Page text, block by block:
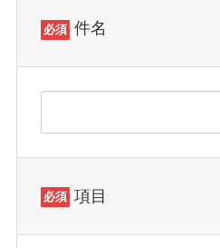
必須 件名
必須 項目